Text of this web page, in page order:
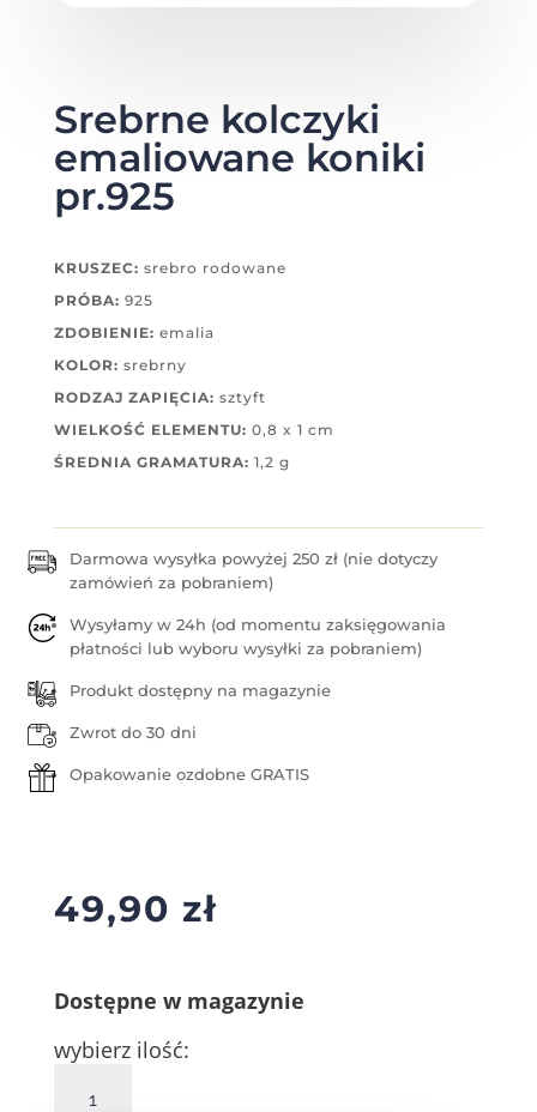
Srebrne kolczyki
emaliowane koniki
pr.925
KRUSZEC: srebro rodowane
PRÓBA: 925
ZDOBIENIE: emalia
KOLOR: srebrny
RODZAJ ZAPIĘCIA: sztyft
WIELKOŚĆ ELEMENTU: 0,8 x 1 cm
ŚREDNIA GRAMATURA: 1,2 g
Darmowa wysyłka powyżej 250 zł (nie dotyczy
zamówień za pobraniem)
Wysyłamy w 24h (od momentu zaksięgowania
płatności lub wyboru wysyłki za pobraniem)
Produkt dostępny na magazynie
Zwrot do 30 dni
Opakowanie ozdobne GRATIS
49,90 zł
Dostępne w magazynie
wybierz ilość:
Srebrne